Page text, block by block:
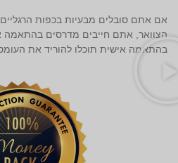
אם אתם סובלים מבעיות בכפות
הצוואר, אתם חייבים מדרסים
בהתאמה אישית תוכלו להוריד את